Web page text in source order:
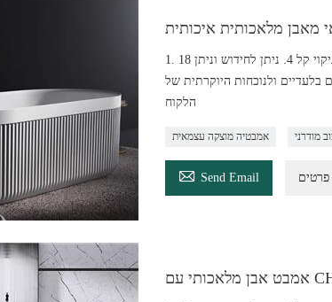
1. 18 שנות ניסיון בייצור מאז2004 2. ציוד מתקדם ומערכת ניהול שיטתית, מעל 200 עיצובים מעוצבים, גם להתאמה אישית 3. ניקוי קל 4. ניתן לחידוש וניתן
בהתאמה אישית לעיצובים בלעדיים ולנוכחות היוקרתית של
הלקוח
אמבטיה מוצקה עצמאית מודרני
 Send Email פרטים